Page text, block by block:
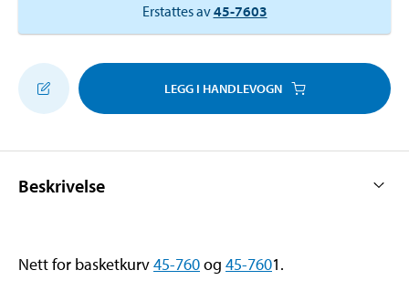
Erstattes av45-7603
LEGG I HANDLEVOGN
Beskrivelse
Nett for basketkurv45-760og 45-7601.